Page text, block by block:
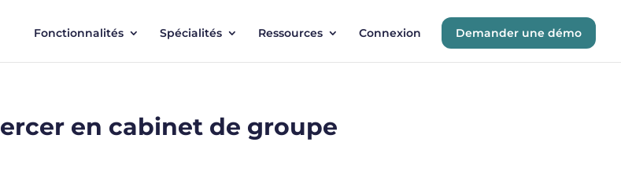
Fonctionnalités Spécialités Ressources Connexion Demander une démo
en cabinet de groupe